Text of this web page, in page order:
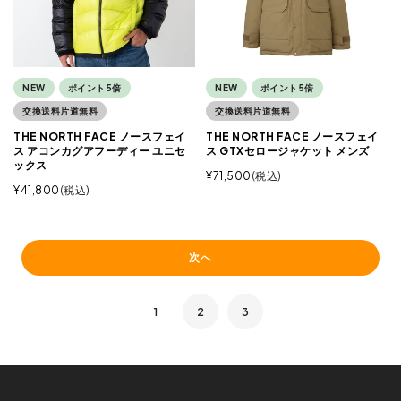
NEW ポイント5倍
交換送料片道無料
THE NORTH FACE ノースフェイ
ス アコンカグアフーディー ユニセ
ックス
¥41,800 税込
NEW ポイント5倍
交換送料片道無料
THE NORTH FACE ノースフェイ
ス GTXセロージャケット メンズ
¥71,500 税込
次へ
1 2 3